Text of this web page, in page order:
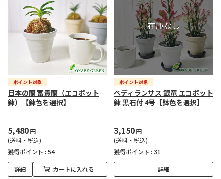
日本の蘭 富貴蘭（エコポット
鉢）【鉢色を選択】
5,480円
(送料・税込)
獲得ポイント : 54
詳細 カートに入れる
ペディランサス 銀竜 エコポット
鉢 黒石付 4号【鉢色を選択】
3,150円
(送料・税込)
獲得ポイント : 31
詳細